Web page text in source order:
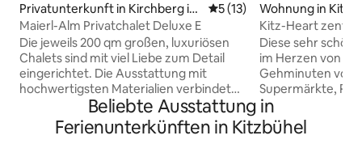
Privatunterkunft in Kirchberg in
Tirol
Durchschnittliche
5 (13)
Maierl-Alm Privatchalet Deluxe E
Die jeweils 200 qm großen, luxuriösen
Chalets sind mit viel Liebe zum Detail
eingerichtet. Die Ausstattung mit
hochwertigsten Materialien verbindet
modernes Design mit alpinem Wohlfühl-
Ambiente. Jedes Chalet erstreckt sich
über drei Ebenen mit zwei Terrassen
Wohnung in
Kitz-Heart
Diese sehr
im Herzen von
Gehminuten von
Supermärkte,
fußläufig
Rasmushof sowie
Skigebiet über
Beliebte Ausstattung in
Ferienunterkünften in Kitzbühel